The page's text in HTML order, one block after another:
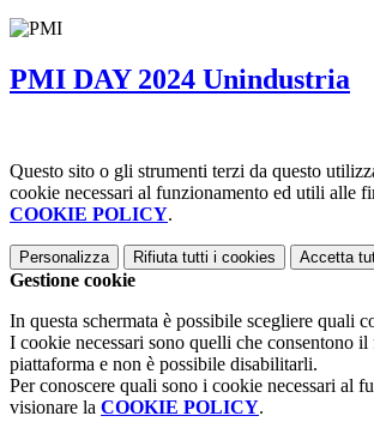
PMI DAY 2024 Unindustria
Questo sito o gli strumenti terzi da questo
cookie necessari al funzionamento ed utili alle
COOKIE POLICY.
Personalizza Rifiuta tutti i cookies Accetta
Gestione cookie
In questa schermata è possibile scegliere quali
I cookie necessari sono quelli che consentono
piattaforma e non è possibile disabilitarli.
Per conoscere quali sono i cookie necessari al
visionare la COOKIE POLICY.